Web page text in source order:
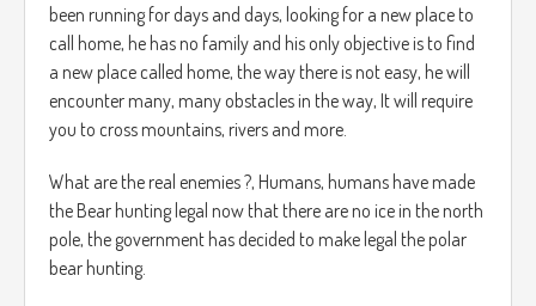
been running for days and days, looking for a new place to
call home, he has no family and his only objective is to find
a new place called home, the way there is not easy, he will
encounter many, many obstacles in the way, It will require
you to cross mountains, rivers and more.
What are the real enemies ?, Humans, humans have made
the Bear hunting legal now that there are no ice in the north
pole, the government has decided to make legal the polar
bear hunting.